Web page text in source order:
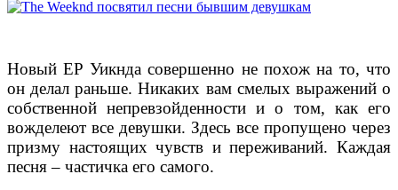
Новый EP Уикнда совершенно не похож на то, что
он делал раньше. Никаких вам смелых выражений о
собственной непревзойденности и о том, как его
вожделеют все девушки. Здесь все пропущено через
призму настоящих чувств и переживаний. Каждая
песня – частичка его самого.